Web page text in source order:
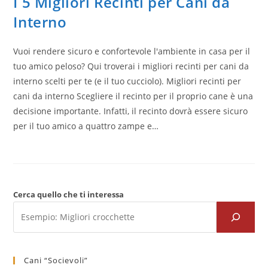
Interno
Vuoi rendere sicuro e confortevole l'ambiente in casa per il
tuo amico peloso? Qui troverai i migliori recinti per cani da
interno scelti per te (e il tuo cucciolo). Migliori recinti per
cani da interno Scegliere il recinto per il proprio cane è una
decisione importante. Infatti, il recinto dovrà essere sicuro
per il tuo amico a quattro zampe e…
Cerca quello che ti interessa
Cani “Socievoli”